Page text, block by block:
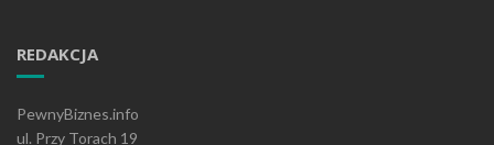
REDAKCJA
PewnyBiznes.info
ul. Przy Torach 19